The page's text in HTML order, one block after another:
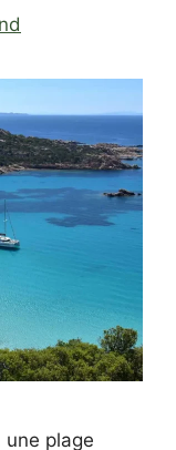
plage